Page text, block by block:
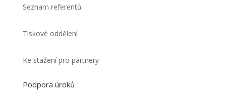
Seznam referentů
Tiskové oddělení
Ke stažení pro partnery
Podpora úroků